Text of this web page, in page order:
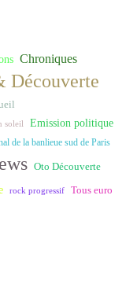
Chroniques
Découverte
soleil Emission politique
de la banlieue sud de Paris
Oto Découverte
rock progressif Tous euro